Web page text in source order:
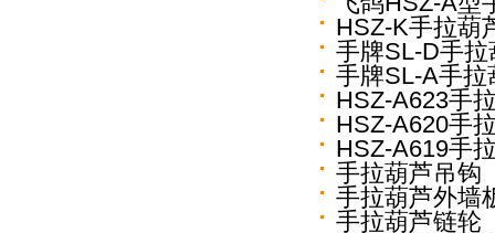
HSZ-K手拉葫
手牌SL-D手拉
手牌SL-A手拉
HSZ-A623手
HSZ-A620手
HSZ-A619手
手拉葫芦吊钩
手拉葫芦外墙
手拉葫芦链轮